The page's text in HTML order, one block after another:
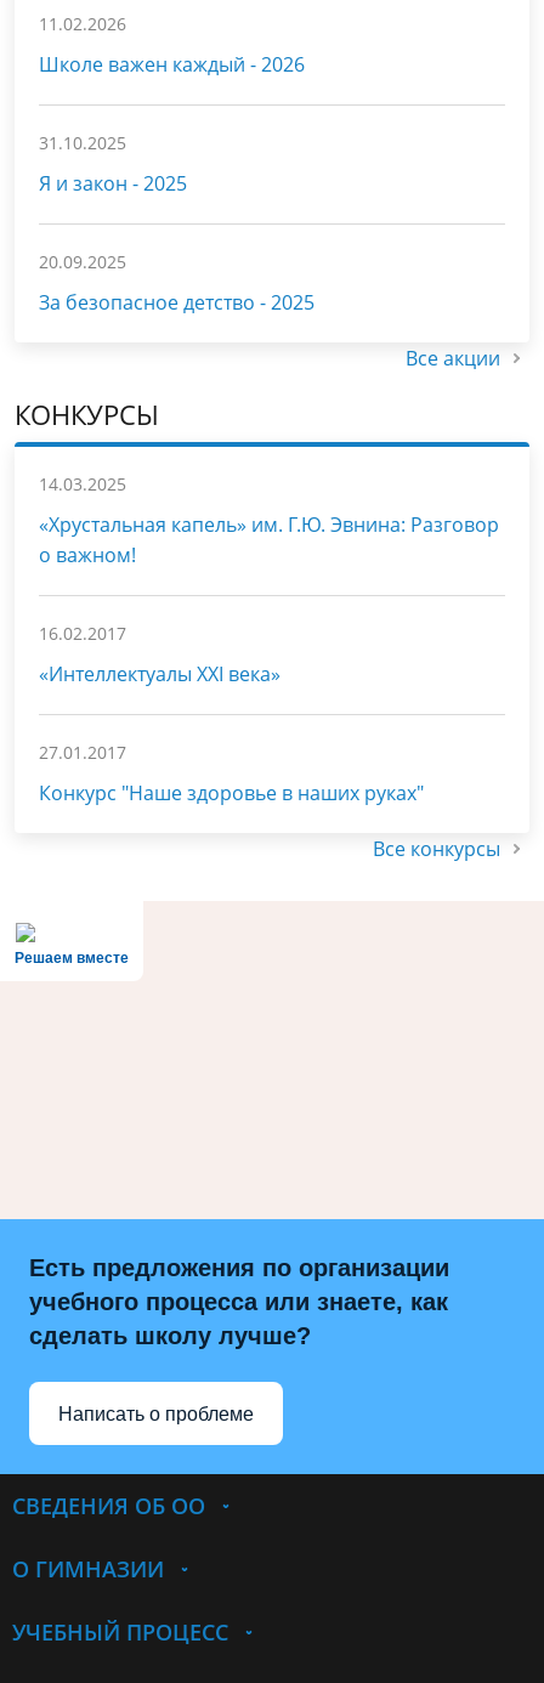
11.02.2026
Школе важен каждый - 2026
31.10.2025
Я и закон - 2025
20.09.2025
За безопасное детство - 2025
Все акции
КОНКУРСЫ
14.03.2025
«Хрустальная капель» им. Г.Ю. Эвнина: Разговор
о важном!
16.02.2017
«Интеллектуалы XXI века»
27.01.2017
Конкурс "Наше здоровье в наших руках"
Все конкурсы
Решаем вместе
Есть предложения по организации
учебного процесса или знаете, как
сделать школу лучше?
Написать о проблеме
СВЕДЕНИЯ ОБ ОО
О ГИМНАЗИИ
УЧЕБНЫЙ ПРОЦЕСС